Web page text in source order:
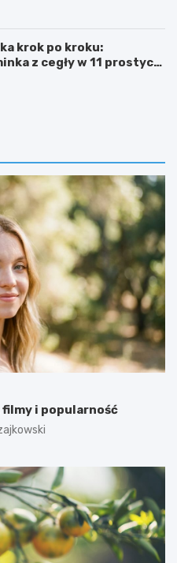
krok po kroku:
z cegły w 11 prostych
filmy i popularność